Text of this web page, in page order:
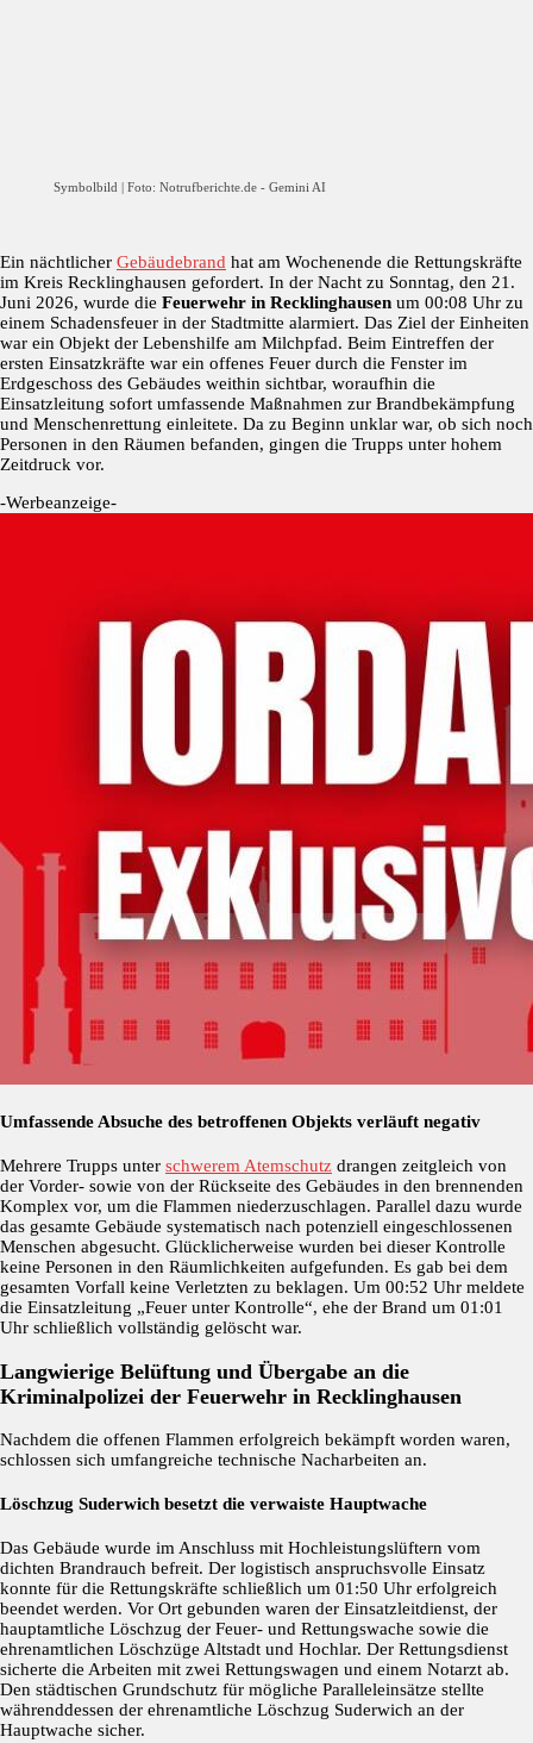
Symbolbild | Foto: Notrufberichte.de - Gemini AI
Ein nächtlicher Gebäudebrand hat am Wochenende die Rettungskräfte
im Kreis Recklinghausen gefordert. In der Nacht zu Sonntag, den 21.
Juni 2026, wurde die Feuerwehr in Recklinghausen um 00:08 Uhr zu
einem Schadensfeuer in der Stadtmitte alarmiert. Das Ziel der Einheiten
war ein Objekt der Lebenshilfe am Milchpfad. Beim Eintreffen der
ersten Einsatzkräfte war ein offenes Feuer durch die Fenster im
Erdgeschoss des Gebäudes weithin sichtbar, woraufhin die
Einsatzleitung sofort umfassende Maßnahmen zur Brandbekämpfung
und Menschenrettung einleitete. Da zu Beginn unklar war, ob sich noch
Personen in den Räumen befanden, gingen die Trupps unter hohem
Zeitdruck vor.
-Werbeanzeige-
Umfassende Absuche des betroffenen Objekts verläuft negativ
Mehrere Trupps unter schwerem Atemschutz drangen zeitgleich von
der Vorder- sowie von der Rückseite des Gebäudes in den brennenden
Komplex vor, um die Flammen niederzuschlagen. Parallel dazu wurde
das gesamte Gebäude systematisch nach potenziell eingeschlossenen
Menschen abgesucht. Glücklicherweise wurden bei dieser Kontrolle
keine Personen in den Räumlichkeiten aufgefunden. Es gab bei dem
gesamten Vorfall keine Verletzten zu beklagen. Um 00:52 Uhr meldete
die Einsatzleitung „Feuer unter Kontrolle“, ehe der Brand um 01:01
Uhr schließlich vollständig gelöscht war.
Langwierige Belüftung und Übergabe an die
Kriminalpolizei der Feuerwehr in Recklinghausen
Nachdem die offenen Flammen erfolgreich bekämpft worden waren,
schlossen sich umfangreiche technische Nacharbeiten an.
Löschzug Suderwich besetzt die verwaiste Hauptwache
Das Gebäude wurde im Anschluss mit Hochleistungslüftern vom
dichten Brandrauch befreit. Der logistisch anspruchsvolle Einsatz
konnte für die Rettungskräfte schließlich um 01:50 Uhr erfolgreich
beendet werden. Vor Ort gebunden waren der Einsatzleitdienst, der
hauptamtliche Löschzug der Feuer- und Rettungswache sowie die
ehrenamtlichen Löschzüge Altstadt und Hochlar. Der Rettungsdienst
sicherte die Arbeiten mit zwei Rettungswagen und einem Notarzt ab.
Den städtischen Grundschutz für mögliche Paralleleinsätze stellte
währenddessen der ehrenamtliche Löschzug Suderwich an der
Hauptwache sicher.